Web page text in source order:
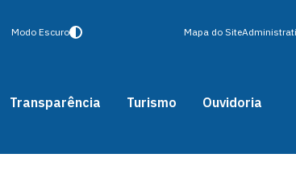
Modo Escuro Mapa do Site
Transparência Turismo Ouvidoria